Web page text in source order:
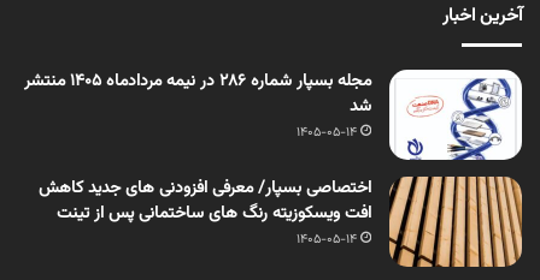
آخرین اخبار
مجله بسپار شماره 286 در نیمه مردادماه 1405 منتشر
شد
1405-05-14
اختصاصی بسپار/ معرفی افزودنی های جدید کاهش
افت ویسکوزیته رنگ های ساختمانی پس از تینت
1405-05-14